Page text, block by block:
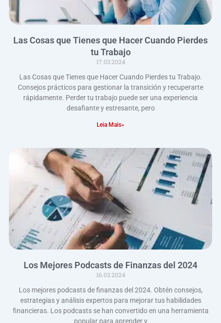
Las Cosas que Tienes que Hacer Cuando Pierdes
tu Trabajo
17.03.2024
Las Cosas que Tienes que Hacer Cuando Pierdes tu Trabajo.
Consejos prácticos para gestionar la transición y recuperarte
rápidamente. Perder tu trabajo puede ser una experiencia
desafiante y estresante, pero
Leia Mais»
Los Mejores Podcasts de Finanzas del 2024
16.03.2024
Los mejores podcasts de finanzas del 2024. Obtén consejos,
estrategias y análisis expertos para mejorar tus habilidades
financieras. Los podcasts se han convertido en una herramienta
popular para aprender y